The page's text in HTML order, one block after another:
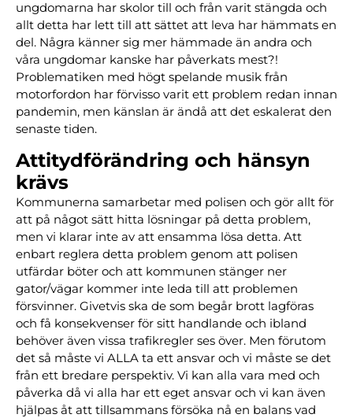
ungdomarna har skolor till och från varit stängda och
allt detta har lett till att sättet att leva har hämmats en
del. Några känner sig mer hämmade än andra och
våra ungdomar kanske har påverkats mest?!
Problematiken med högt spelande musik från
motorfordon har förvisso varit ett problem redan innan
pandemin, men känslan är ändå att det eskalerat den
senaste tiden.
Attitydförändring och hänsyn
krävs
Kommunerna samarbetar med polisen och gör allt för
att på något sätt hitta lösningar på detta problem,
men vi klarar inte av att ensamma lösa detta. Att
enbart reglera detta problem genom att polisen
utfärdar böter och att kommunen stänger ner
gator/vägar kommer inte leda till att problemen
försvinner. Givetvis ska de som begår brott lagföras
och få konsekvenser för sitt handlande och ibland
behöver även vissa trafikregler ses över. Men förutom
det så måste vi ALLA ta ett ansvar och vi måste se det
från ett bredare perspektiv. Vi kan alla vara med och
påverka då vi alla har ett eget ansvar och vi kan även
hjälpas åt att tillsammans försöka nå en balans vad